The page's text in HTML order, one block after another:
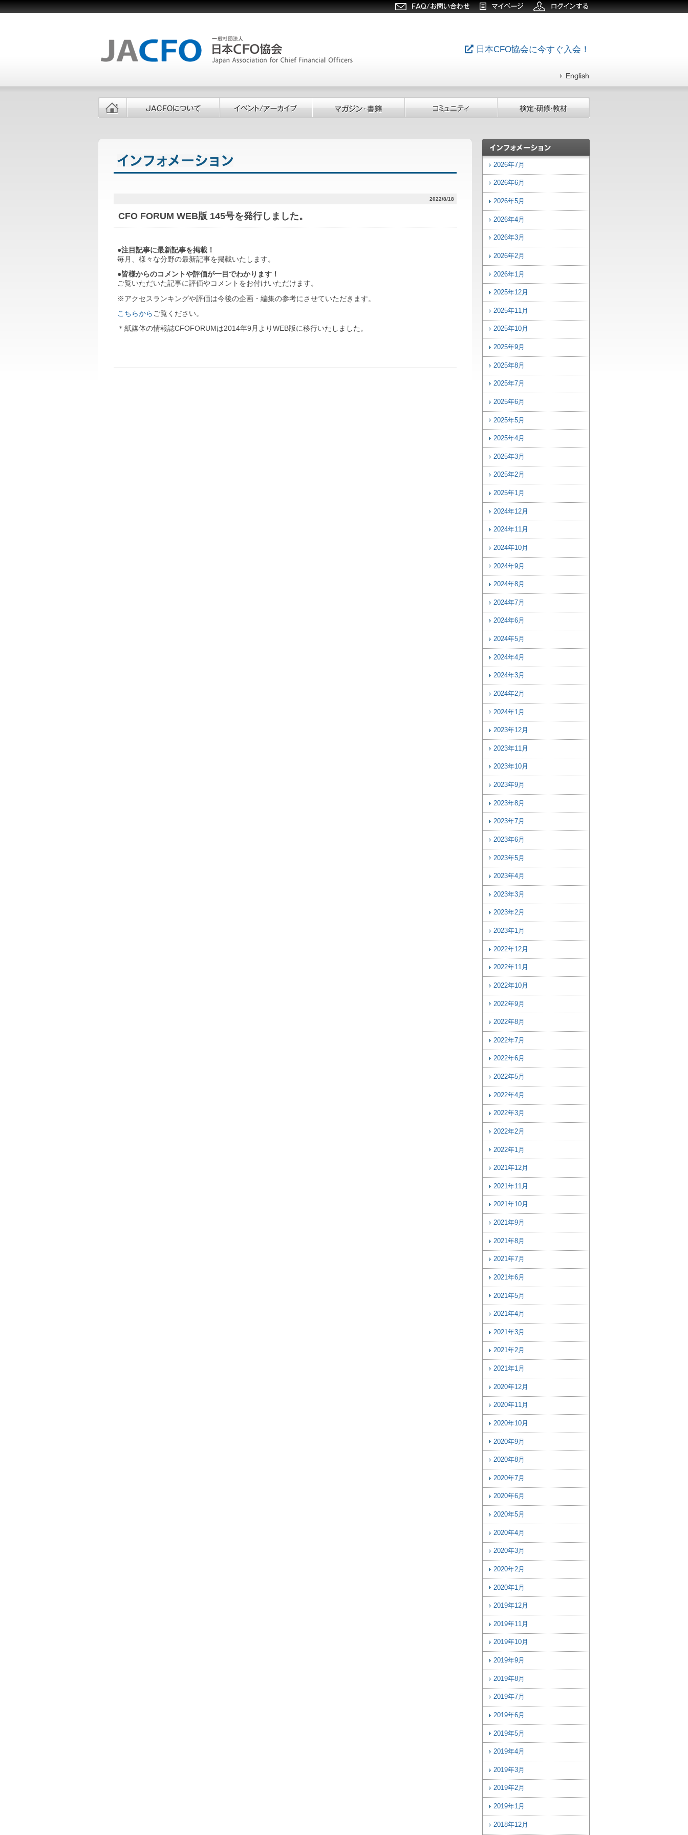
日本CFO協会に今すぐ入会！
2022/8/18
CFO FORUM WEB版 145号を発行しました。
●注目記事に最新記事を掲載！
毎月、様々な分野の最新記事を掲載いたします。
●皆様からのコメントや評価が一目でわかります！
ご覧いただいた記事に評価やコメントをお付けいただけます。
※アクセスランキングや評価は今後の企画・編集の参考にさせていただきます。
こちらから ご覧ください。
＊紙媒体の情報誌CFOFORUMは2014年9月よりWEB版に移行いたしました。
2026年7月
2026年6月
2026年5月
2026年4月
2026年3月
2026年2月
2026年1月
2025年12月
2025年11月
2025年10月
2025年9月
2025年8月
2025年7月
2025年6月
2025年5月
2025年4月
2025年3月
2025年2月
2025年1月
2024年12月
2024年11月
2024年10月
2024年9月
2024年8月
2024年7月
2024年6月
2024年5月
2024年4月
2024年3月
2024年2月
2024年1月
2023年12月
2023年11月
2023年10月
2023年9月
2023年8月
2023年7月
2023年6月
2023年5月
2023年4月
2023年3月
2023年2月
2023年1月
2022年12月
2022年11月
2022年10月
2022年9月
2022年8月
2022年7月
2022年6月
2022年5月
2022年4月
2022年3月
2022年2月
2022年1月
2021年12月
2021年11月
2021年10月
2021年9月
2021年8月
2021年7月
2021年6月
2021年5月
2021年4月
2021年3月
2021年2月
2021年1月
2020年12月
2020年11月
2020年10月
2020年9月
2020年8月
2020年7月
2020年6月
2020年5月
2020年4月
2020年3月
2020年2月
2020年1月
2019年12月
2019年11月
2019年10月
2019年9月
2019年8月
2019年7月
2019年6月
2019年5月
2019年4月
2019年3月
2019年2月
2019年1月
2018年12月